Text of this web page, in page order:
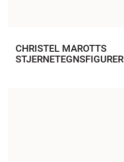
CHRISTEL MAROTTS
STJERNETEGNSFIGURER